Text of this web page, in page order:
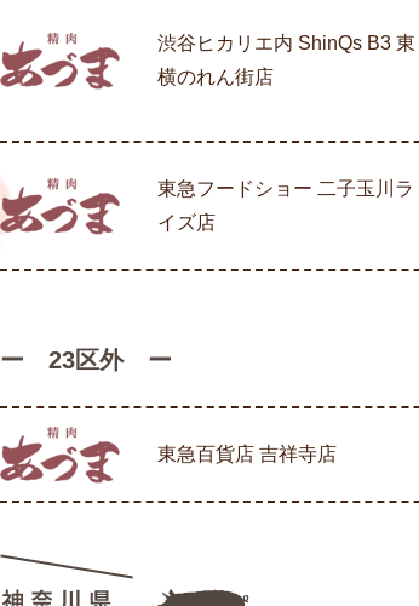
渋谷ヒカリエ内 ShinQs B3 東
横のれん街店
東急フードショー 二子玉川ラ
イズ店
ー 23区外 ー
東急百貨店 吉祥寺店